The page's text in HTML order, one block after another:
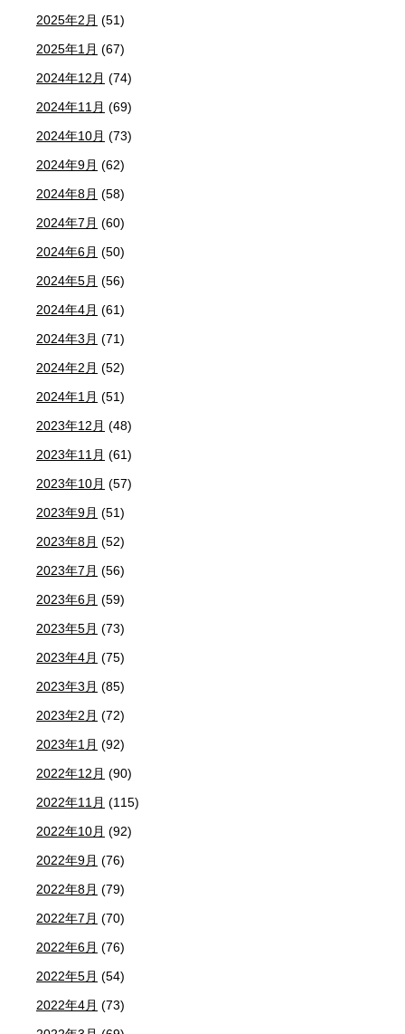
2025年2月 (51)
2025年1月 (67)
2024年12月 (74)
2024年11月 (69)
2024年10月 (73)
2024年9月 (62)
2024年8月 (58)
2024年7月 (60)
2024年6月 (50)
2024年5月 (56)
2024年4月 (61)
2024年3月 (71)
2024年2月 (52)
2024年1月 (51)
2023年12月 (48)
2023年11月 (61)
2023年10月 (57)
2023年9月 (51)
2023年8月 (52)
2023年7月 (56)
2023年6月 (59)
2023年5月 (73)
2023年4月 (75)
2023年3月 (85)
2023年2月 (72)
2023年1月 (92)
2022年12月 (90)
2022年11月 (115)
2022年10月 (92)
2022年9月 (76)
2022年8月 (79)
2022年7月 (70)
2022年6月 (76)
2022年5月 (54)
2022年4月 (73)